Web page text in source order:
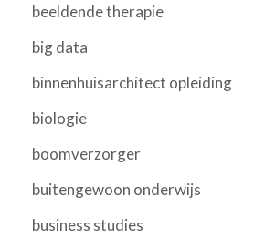
beeldende therapie
big data
binnenhuisarchitect opleiding
biologie
boomverzorger
buitengewoon onderwijs
business studies